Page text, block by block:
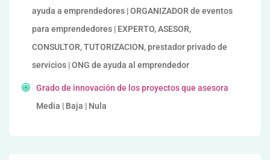
ayuda a emprendedores | ORGANIZADOR de eventos
para emprendedores | EXPERTO, ASESOR,
CONSULTOR, TUTORIZACION, prestador privado de
servicios | ONG de ayuda al emprendedor
Grado de innovación de los proyectos que asesora
Media | Baja | Nula